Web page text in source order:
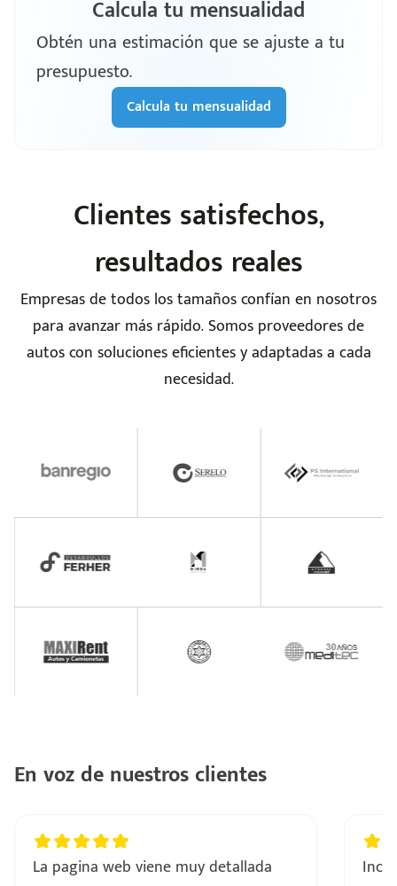
Calcula tu mensualidad
Obtén una estimación que se ajuste a tu
presupuesto.
Calcula tu mensualidad
Clientes satisfechos,
resultados reales
Empresas de todos los tamaños confían en nosotros
para avanzar más rápido. Somos proveedores de
autos con soluciones eficientes y adaptadas a cada
necesidad.
En voz de nuestros clientes
La pagina web viene muy detallada